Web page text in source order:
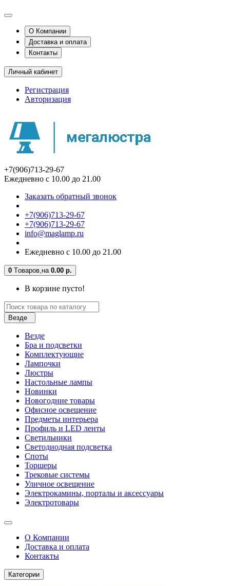
О Компании
Доставка и оплата
Контакты
Личный кабинет
Регистрация
Авторизация
+7(906)713-29-67
Ежедневно с 10.00 до 21.00
Заказать обратный звонок
+7(906)713-29-67
+7(906)713-29-67
info@maglamp.ru
Ежедневно с 10.00 до 21.00
0 Tоваров,на 0.00 р.
В корзине пусто!
Везде
Везде
Бра и подсветки
Комплектующие
Лампочки
Люстры
Настольные лампы
Новинки
Новогодние товары
Офисное освещение
Предметы интерьера
Профиль и LED ленты
Светильники
Светодиодная подсветка
Споты
Торшеры
Трековые системы
Уличное освещение
Электрокамины, порталы и аксессуары
Электротовары
О Компании
Доставка и оплата
Контакты
Категории